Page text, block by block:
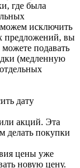
где была
исключить
предложений, вы
подавать
(медленную
дату
акций. Эта
делать покупки
цены уже
новую цену.